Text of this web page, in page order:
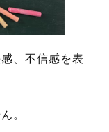
、不信感を表
。